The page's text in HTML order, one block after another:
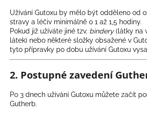
Užívání Gutoxu by mělo být odděleno od
stravy a léčiv minimálně o 1 až 1,5 hodiny.
Pokud již užíváte jiné tzv. bindery(látky na
látek) nebo některé složky obsažené v
tyto přípravky po dobu užívání Gutoxu
2. Postupné zavedení
Po 3 dnech užívání Gutoxu můžete začít
Gutherb.
á
n
l
j
u
GUTHERB:
GYÓGYNÖVÉNY